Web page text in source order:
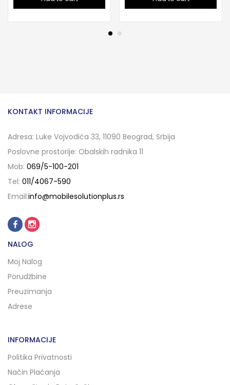
KONTAKT INFORMACIJE
Adresa: Luke Vojvodića 33, 11090 Beograd, Srbija
Poslovne prostorije: Obalskih radnika 11
Mob: 069/5-100-201
Tel: 011/4067-590
Email:info@mobilesolutionplus.rs
NALOG
Moj Nalog
Porudžbine
Preuzimanja
Adrese
INFORMACIJE
Politika Privatnosti
Način Plaćanja